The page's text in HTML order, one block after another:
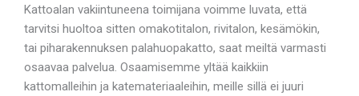
Kattoalan vakiintuneena toimijana voimme luvata, että
tarvitsi huoltoa sitten omakotitalon, rivitalon, kesämökin,
tai piharakennuksen palahuopakatto, saat meiltä varmasti
osaavaa palvelua. Osaamisemme yltää kaikkiin
kattomalleihin ja katemateriaaleihin, meille sillä ei juuri